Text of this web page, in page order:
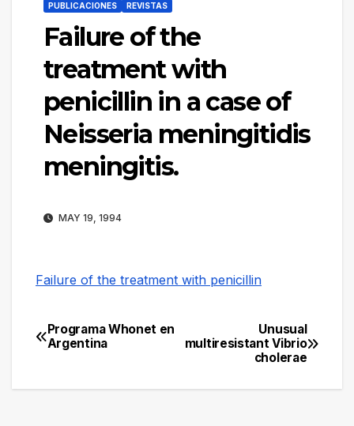
PUBLICACIONES REVISTAS
Failure of the
treatment with
penicillin in a case of
Neisseria meningitidis
meningitis.
MAY 19, 1994
Failure of the treatment with penicillin
Navegación
Unusual
multiresistant Vibrio
cholerae
Programa Whonet en
Argentina